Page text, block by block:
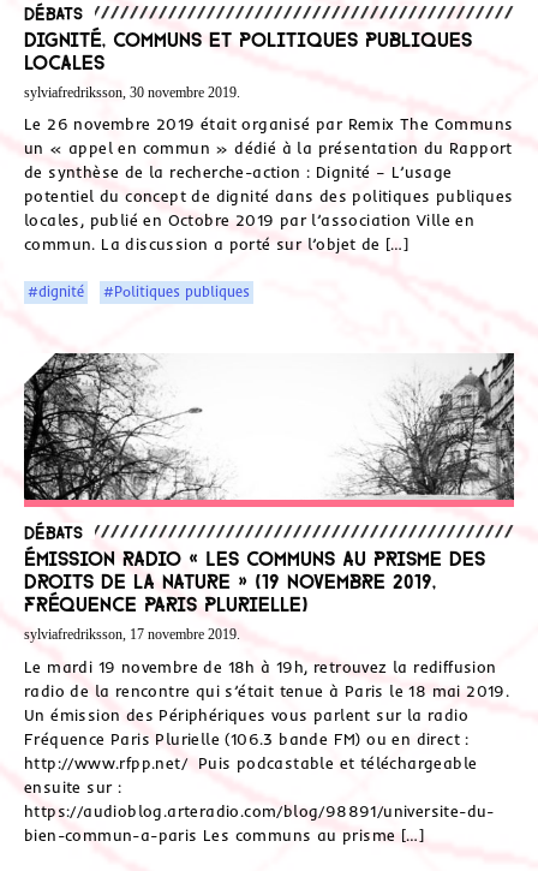
Débats
Dignité, communs et politiques publiques
locales
sylviafredriksson, 30 novembre 2019.
Le 26 novembre 2019 était organisé par Remix The Communs
un « appel en commun » dédié à la présentation du Rapport
de synthèse de la recherche-action : Dignité – L’usage
potentiel du concept de dignité dans des politiques publiques
locales, publié en Octobre 2019 par l’association Ville en
commun. La discussion a porté sur l’objet de […]
#dignité #Politiques publiques
Débats
Émission radio « Les communs au prisme des
droits de la nature » (19 novembre 2019,
Fréquence Paris Plurielle)
sylviafredriksson, 17 novembre 2019.
Le mardi 19 novembre de 18h à 19h, retrouvez la rediffusion
radio de la rencontre qui s’était tenue à Paris le 18 mai 2019.
Un émission des Périphériques vous parlent sur la radio
Fréquence Paris Plurielle (106.3 bande FM) ou en direct :
http://www.rfpp.net/ Puis podcastable et téléchargeable
ensuite sur :
https://audioblog.arteradio.com/blog/98891/universite-du-
bien-commun-a-paris Les communs au prisme […]